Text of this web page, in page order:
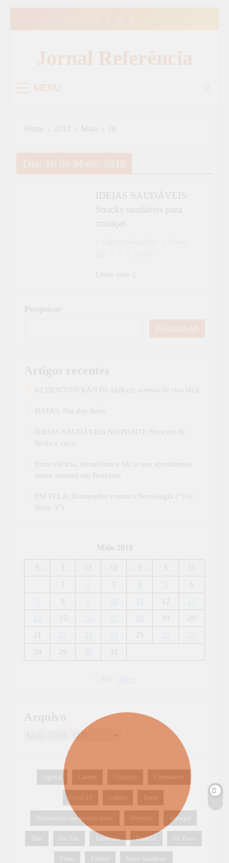
Jornal Referência
MENU
Home 2018 Maio 16
Dia: 16 de Maio, 2018
ESPECIAL
IDEIAS
SAUDÁVEIS
IDEIAS SAUDÁVEIS:
Snacks saudáveis para
crianças
Leiam mais
PESQUISAR
#2 DESCONEXÃO III: Difíceis acertos de riso fácil
DATAS: Dia dos Avós
IDEIAS SAUDÁVEIS NO PRATO: Brownie de
limão e coco
Entre ciência, jornalismo e IA: o que aprendemos
numa semana em Bruxelas
EM TELA: Brinquedos contra a Tecnologia (“Toy
Story 5”)
Maio 2018
S T Q Q S S
D
1
3
6
8 12
15 19
20
21
25
28
29 31
« Abr
Agrival Cinema Concurso Coronavírus
Covid-19 Cultura Datas
Desinteresso-me até certo ponto Desporto destaque
Dias Em Tela Entrevista Especial FC Porto
Filme Futebol Ideias Saudáveis